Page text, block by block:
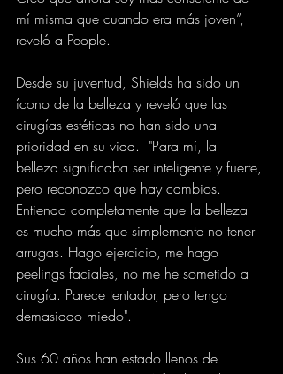
mí misma que cuando era más joven”,
reveló a People.
Desde su juventud, Shields ha sido un
ícono de la belleza y reveló que las
cirugías estéticas no han sido una
prioridad en su vida.  "Para mí, la
belleza significaba ser inteligente y fuerte,
pero reconozco que hay cambios.
Entiendo completamente que la belleza
es mucho más que simplemente no tener
arrugas. Hago ejercicio, me hago
peelings faciales, no me he sometido a
cirugía. Parece tentador, pero tengo
demasiado miedo".
Sus 60 años han estado llenos de